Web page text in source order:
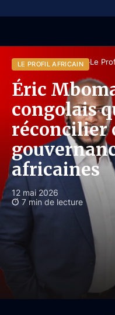
Accueil Perspectives Le
LE PROFIL AFRICAIN
Éric
congolais
réconcilier
africaines
12 mai 2026
7 min de lecture